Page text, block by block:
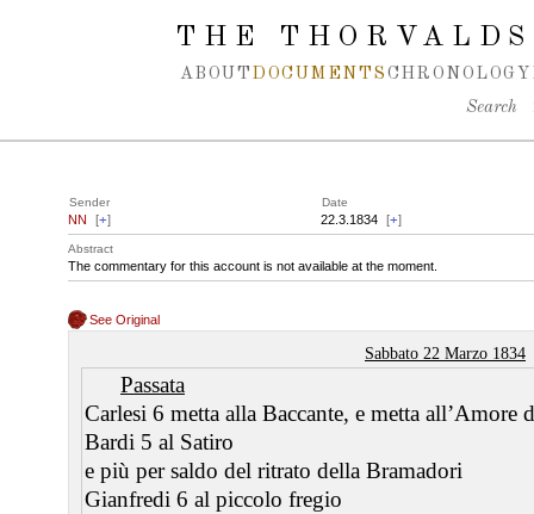
Spring navigation over
THE
ABOUT DOCUMENTS CHRONOLOGY
Search
Sender Date
NN [+] 22.3.1834 [+]
Abstract
The commentary for this account is not available at the moment.
See Original
Sabbato 22 Marzo 1834
Passata
Carlesi 6 metta alla Baccante, e metta all’Amore
Bardi 5 al Satiro
e più per saldo del ritrato della Bramadori
Gianfredi 6 al piccolo fregio